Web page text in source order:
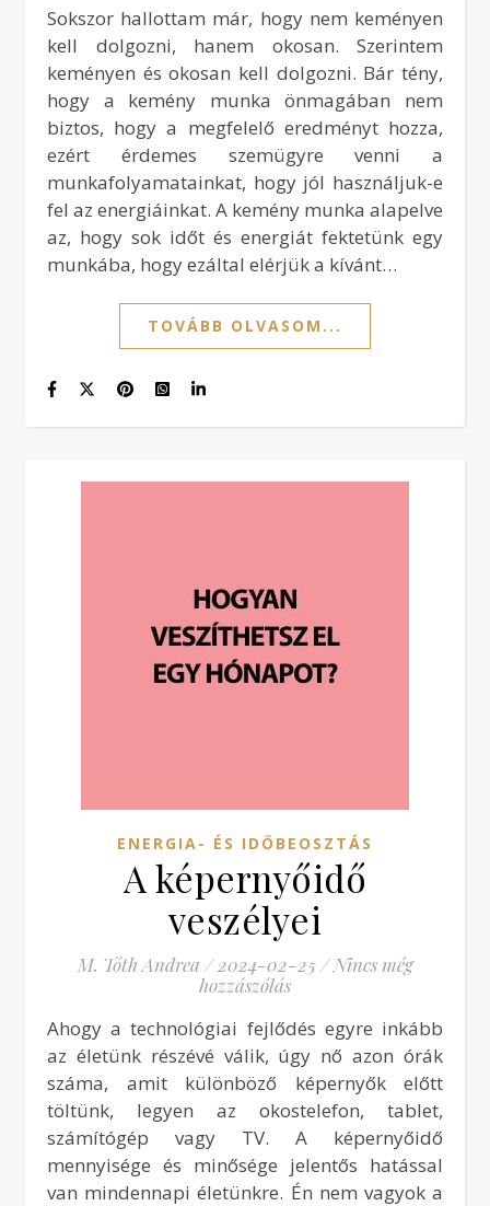
Sokszor hallottam már, hogy nem keményen
kell dolgozni, hanem okosan. Szerintem
keményen és okosan kell dolgozni. Bár tény,
hogy a kemény munka önmagában nem
biztos, hogy a megfelelő eredményt hozza,
ezért érdemes szemügyre venni a
munkafolyamatainkat, hogy jól használjuk-e
fel az energiáinkat. A kemény munka alapelve
az, hogy sok időt és energiát fektetünk egy
munkába, hogy ezáltal elérjük a kívánt…
TOVÁBB OLVASOM...
ENERGIA- ÉS IDŐBEOSZTÁS
A képernyőidő
veszélyei
M. Tóth Andrea / 2024-02-25 / Nincs még
hozzászólás
Ahogy a technológiai fejlődés egyre inkább
az életünk részévé válik, úgy nő azon órák
száma, amit különböző képernyők előtt
töltünk, legyen az okostelefon, tablet,
számítógép vagy TV. A képernyőidő
mennyisége és minősége jelentős hatással
van mindennapi életünkre. Én nem vagyok a